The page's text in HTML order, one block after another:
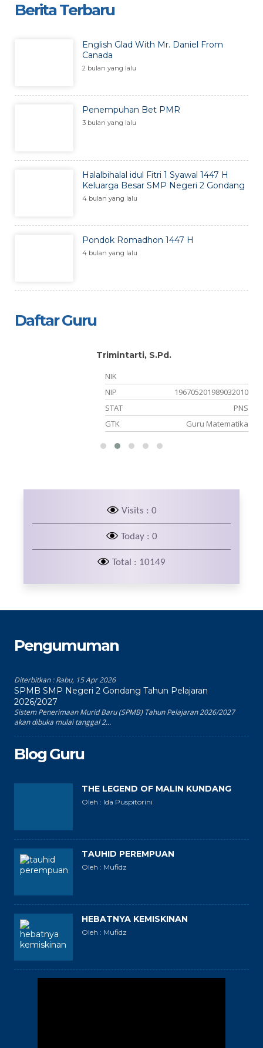
Berita Terbaru
English Glad With Mr. Daniel From
Canada
2 bulan yang lalu
Penempuhan Bet PMR
3 bulan yang lalu
Halalbihalal idul Fitri 1 Syawal 1447 H
Keluarga Besar SMP Negeri 2 Gondang
4 bulan yang lalu
Pondok Romadhon 1447 H
4 bulan yang lalu
Daftar Guru
Trimintarti, S.Pd.
NIK
NIP
196705201989032010
STAT
PNS
GTK
Guru Matematika
Visits : 0
Today : 0
Total : 10149
Pengumuman
Diterbitkan :Rabu, 15 Apr 2026
SPMB SMP Negeri 2 Gondang Tahun Pelajaran
2026/2027
Sistem Penerimaan Murid Baru (SPMB) Tahun Pelajaran 2026/2027
akan dibuka mulai tanggal 2...
Blog Guru
THE LEGEND OF MALIN KUNDANG
Oleh : Ida Puspitorini
TAUHID PEREMPUAN
Oleh : Mufidz
HEBATNYA KEMISKINAN
Oleh : Mufidz